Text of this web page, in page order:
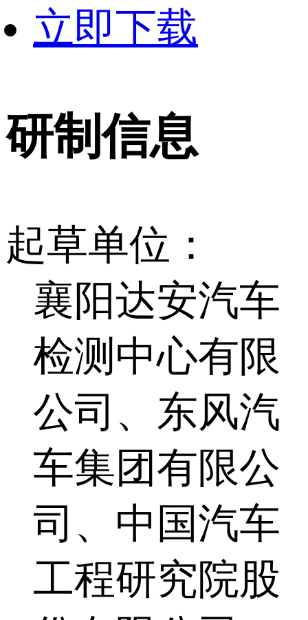
立即下载
研制信息
起草单位：
襄阳达安汽车
检测中心有限
公司、东风汽
车集团有限公
司、中国汽车
工程研究院股